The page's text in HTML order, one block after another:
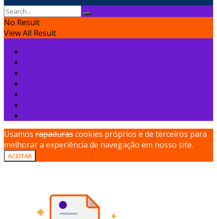
No Result
View All Result
Usamos rapadurascookies próprios e de terceiros para
melhorar a experiência de navegação em nosso site.
ACEITAR